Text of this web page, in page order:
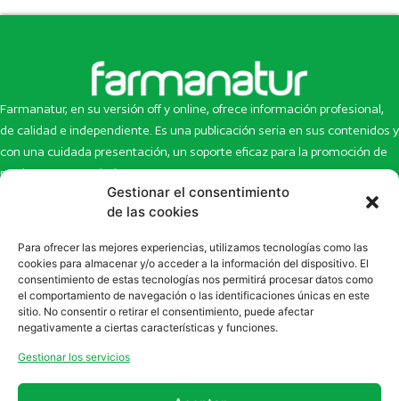
Gestionar el consentimiento
de las cookies
Para ofrecer las mejores experiencias, utilizamos tecnologías como las
cookies para almacenar y/o acceder a la información del dispositivo. El
consentimiento de estas tecnologías nos permitirá procesar datos como
el comportamiento de navegación o las identificaciones únicas en este
sitio. No consentir o retirar el consentimiento, puede afectar
negativamente a ciertas características y funciones.
Gestionar los servicios
Farmanatur, en su versión off y online, ofrece información profesional,
de calidad e independiente. Es una publicación seria en sus contenidos y
con una cuidada presentación, un soporte eficaz para la promoción de
productos y novedades.
Inicio
Newsletter
Eco Multimedia
Contacto
Artículos
Escaparate
Enlaces de interés
SUSCRÍBETE A NUESTRO NEWSLETTER
la sección deNewsletter